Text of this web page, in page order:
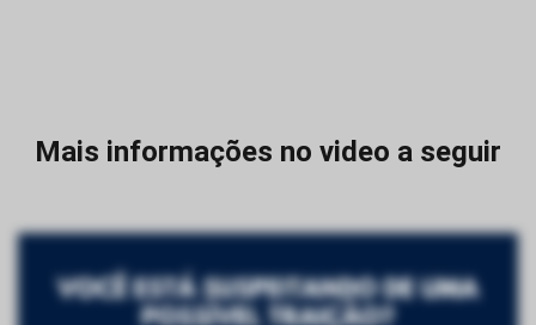
Mais informações no video a seguir